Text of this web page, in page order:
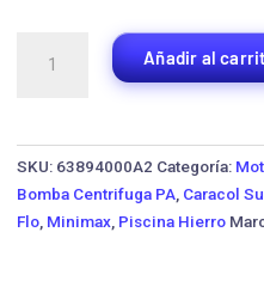
Centrífuga
Añadir al
SKU: 63894000A2 Categoría:
Bomba Centrifuga PA Caracol
Flo Minimax Piscina Hierro